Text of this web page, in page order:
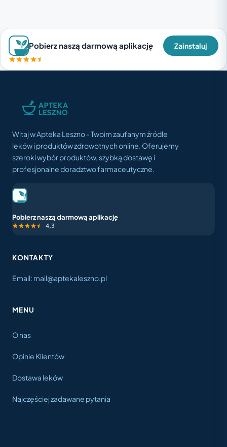
Pobierz naszą darmową aplikację Zainstaluj
Witaj w Apteka Leszno - Twoim zaufanym źródle
leków i produktów zdrowotnych online. Oferujemy
szeroki wybór produktów, szybką dostawę i
profesjonalne doradztwo farmaceutyczne.
Pobierz naszą darmową aplikację
4,3
KONTAKTY
Email: mail@aptekaleszno.pl
MENU
O nas
Opinie Klientów
Dostawa leków
Najczęściej zadawane pytania